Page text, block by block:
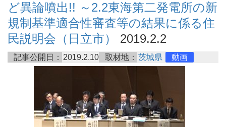
ど異論噴出!! ～2.2東海第二発電所の新
規制基準適合性審査等の結果に係る住
民説明会（日立市）
2019.2.2
記事公開日： 2019.2.10 取材地： 茨城県 動画